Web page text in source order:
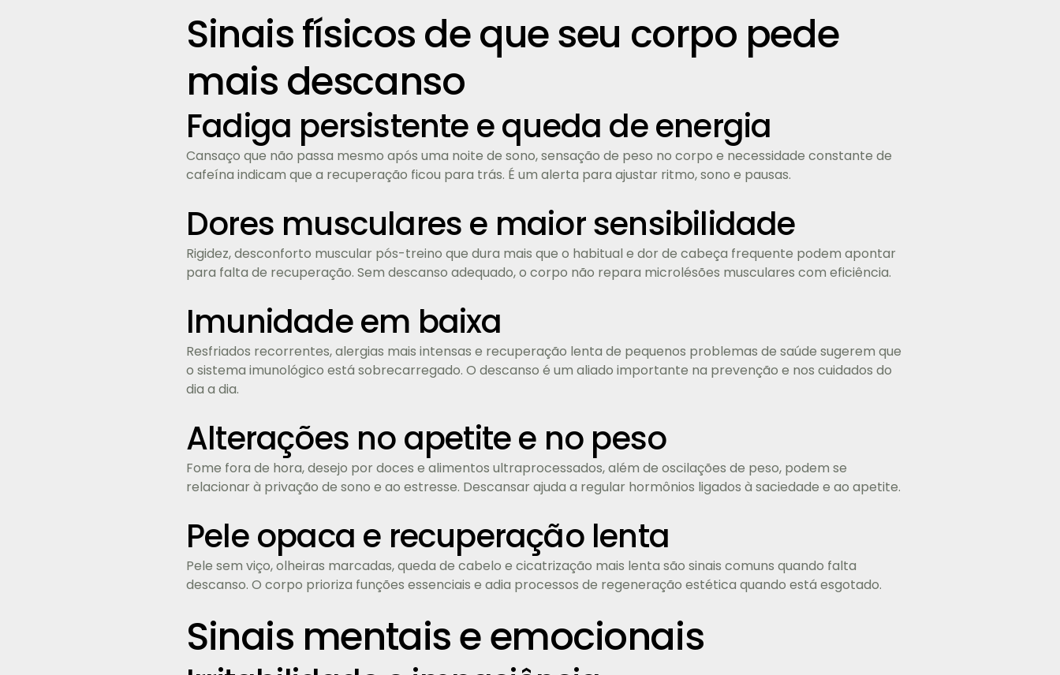
Sinais físicos de que seu corpo pede
mais descanso
Fadiga persistente e queda de energia
Cansaço que não passa mesmo após uma noite de sono, sensação de peso no corpo e necessidade constante de
cafeína indicam que a recuperação ficou para trás. É um alerta para ajustar ritmo, sono e pausas.
Dores musculares e maior sensibilidade
Rigidez, desconforto muscular pós-treino que dura mais que o habitual e dor de cabeça frequente podem apontar
para falta de recuperação. Sem descanso adequado, o corpo não repara microlésões musculares com eficiência.
Imunidade em baixa
Resfriados recorrentes, alergias mais intensas e recuperação lenta de pequenos problemas de saúde sugerem que
o sistema imunológico está sobrecarregado. O descanso é um aliado importante na prevenção e nos cuidados do
dia a dia.
Alterações no apetite e no peso
Fome fora de hora, desejo por doces e alimentos ultraprocessados, além de oscilações de peso, podem se
relacionar à privação de sono e ao estresse. Descansar ajuda a regular hormônios ligados à saciedade e ao apetite.
Pele opaca e recuperação lenta
Pele sem viço, olheiras marcadas, queda de cabelo e cicatrização mais lenta são sinais comuns quando falta
descanso. O corpo prioriza funções essenciais e adia processos de regeneração estética quando está esgotado.
Sinais mentais e emocionais